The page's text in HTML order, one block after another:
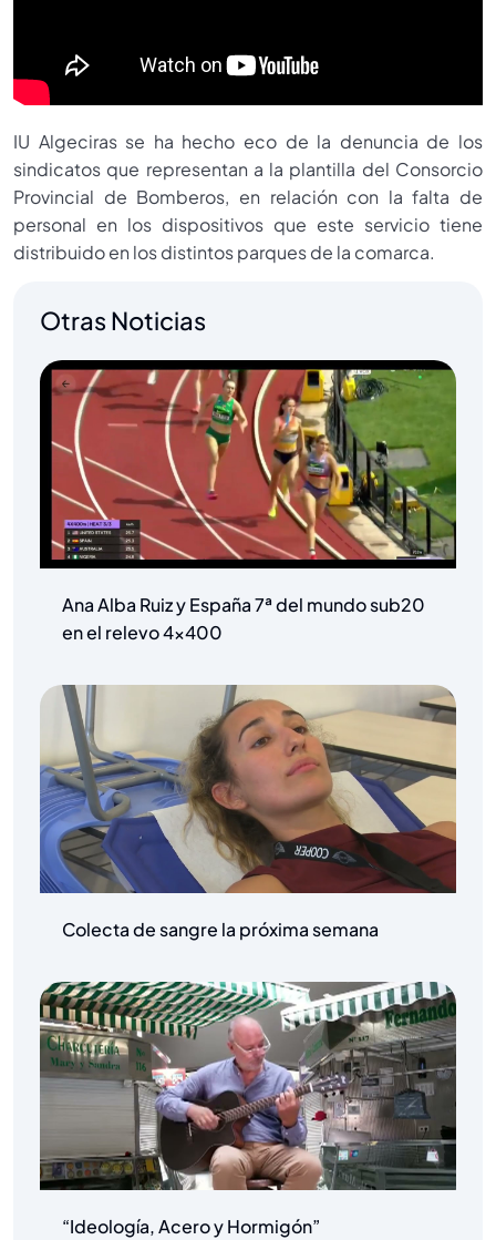
IU Algeciras se ha hecho eco de la denuncia de los
sindicatos que representan a la plantilla del Consorcio
Provincial de Bomberos, en relación con la falta de
personal en los dispositivos que este servicio tiene
distribuido en los distintos parques de la comarca.
Otras Noticias
Ana Alba Ruiz y España 7ª del mundo sub20
en el relevo 4×400
Colecta de sangre la próxima semana
“Ideología, Acero y Hormigón”